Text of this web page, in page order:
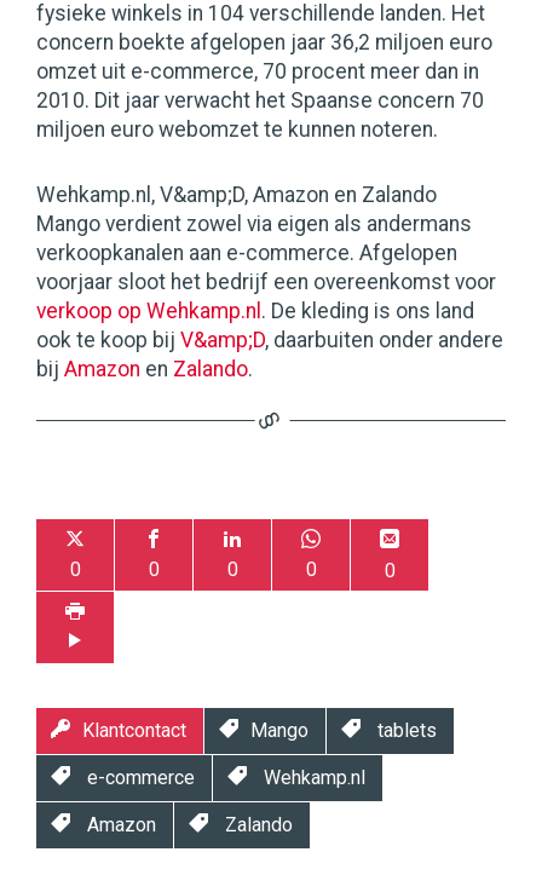
fysieke winkels in 104 verschillende landen. Het
concern boekte afgelopen jaar 36,2 miljoen euro
omzet uit e-commerce, 70 procent meer dan in
2010. Dit jaar verwacht het Spaanse concern 70
miljoen euro webomzet te kunnen noteren.
Wehkamp.nl, V&amp;D, Amazon en Zalando
Mango verdient zowel via eigen als andermans
verkoopkanalen aan e-commerce. Afgelopen
voorjaar sloot het bedrijf een overeenkomst voor
verkoop op Wehkamp.nl . De kleding is ons land
ook te koop bij V&amp;D, daarbuiten onder andere
bij Amazon en Zalando.
0 0 0 0 0
Klantcontact Mango tablets
e-commerce Wehkamp.nl
Amazon Zalando